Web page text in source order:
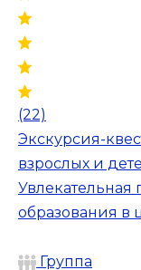
(22)
Экскурсия-
взрослых и
Увлекательная
образования в
Группа